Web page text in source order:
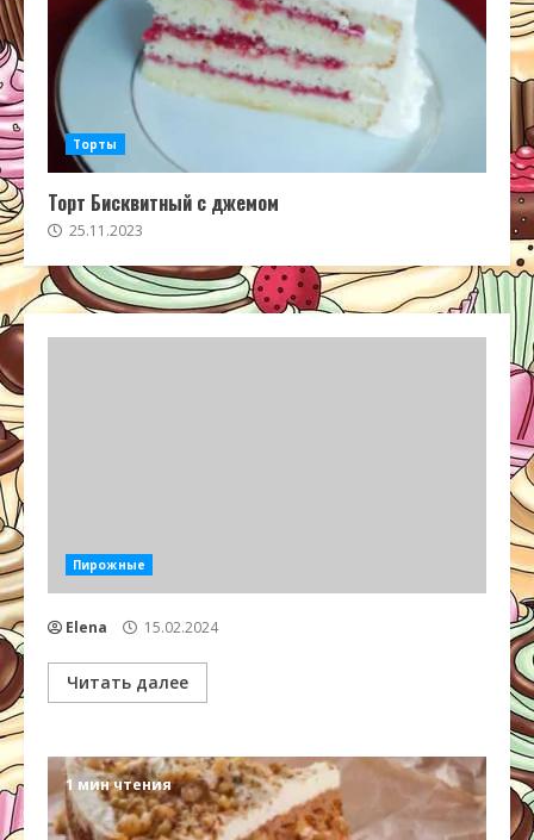
Торты
Торт Бисквитный с джемом
25.11.2023
Пирожные
Elena 15.02.2024
Читать далее
1 мин чтения